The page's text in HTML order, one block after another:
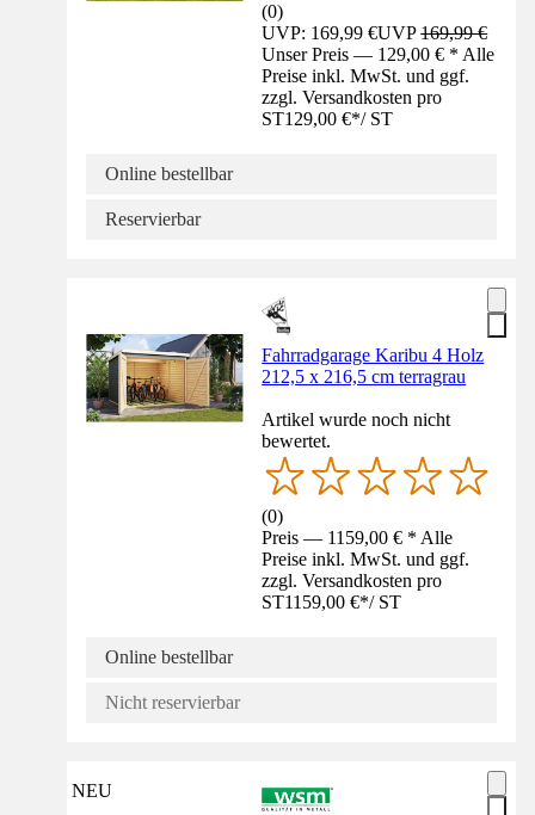
(0)
UVP: 169,99 €UVP169,99 €
Unser Preis — 129,00 € * Alle
Preise inkl. MwSt. und ggf.
zzgl. Versandkosten pro
ST129,00 €*/ ST
Online bestellbar
Reservierbar
Fahrradgarage Karibu 4 Holz
212,5 x 216,5 cm terragrau
Artikel wurde noch nicht
bewertet.
(0)
Preis — 1159,00 € * Alle
Preise inkl. MwSt. und ggf.
zzgl. Versandkosten pro
ST1159,00 €*/ ST
Online bestellbar
Nicht reservierbar
NEU